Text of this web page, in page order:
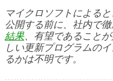
マイクロソフトによる
公開する前に、社内で
結果、有望であること
しい更新プログラムの
るかは不明です。